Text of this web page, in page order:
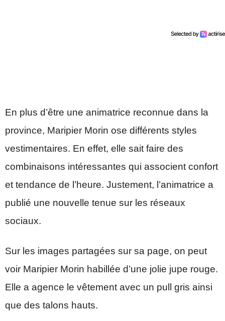
En plus d’être une animatrice reconnue dans la
province, Maripier Morin ose différents styles
vestimentaires. En effet, elle sait faire des
combinaisons intéressantes qui associent confort
et tendance de l’heure. Justement, l’animatrice a
publié une nouvelle tenue sur les réseaux
sociaux.
Sur les images partagées sur sa page, on peut
voir Maripier Morin habillée d’une jolie jupe rouge.
Elle a agence le vêtement avec un pull gris ainsi
que des talons hauts.